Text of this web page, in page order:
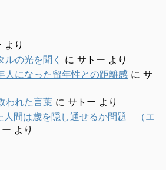
より
の光を聞く に サトー より
人になった留年性との距離感 に サ
われた言葉 に サトー より
人間は歳を隠し通せるか問題 （エ
より